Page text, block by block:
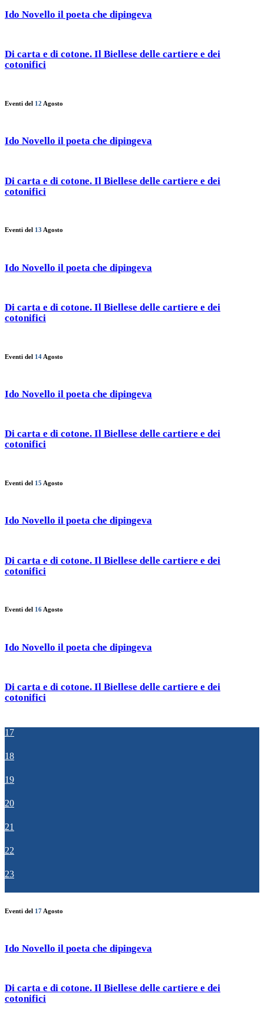
Ido Novello il poeta che dipingeva
Di carta e di cotone. Il Biellese delle cartiere e dei
cotonifici
Eventi del 12 Agosto
Ido Novello il poeta che dipingeva
Di carta e di cotone. Il Biellese delle cartiere e dei
cotonifici
Eventi del 13 Agosto
Ido Novello il poeta che dipingeva
Di carta e di cotone. Il Biellese delle cartiere e dei
cotonifici
Eventi del 14 Agosto
Ido Novello il poeta che dipingeva
Di carta e di cotone. Il Biellese delle cartiere e dei
cotonifici
Eventi del 15 Agosto
Ido Novello il poeta che dipingeva
Di carta e di cotone. Il Biellese delle cartiere e dei
cotonifici
Eventi del 16 Agosto
Ido Novello il poeta che dipingeva
Di carta e di cotone. Il Biellese delle cartiere e dei
cotonifici
17
18
19
20
21
22
23
Eventi del 17 Agosto
Ido Novello il poeta che dipingeva
Di carta e di cotone. Il Biellese delle cartiere e dei
cotonifici